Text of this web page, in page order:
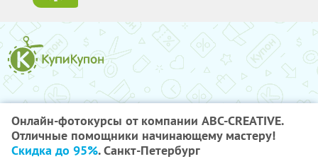
Онлайн-фотокурсы от компании ABC-CREATIVE.
Отличные помощники начинающему мастеру!
Скидка до 95%. Санкт-Петербург